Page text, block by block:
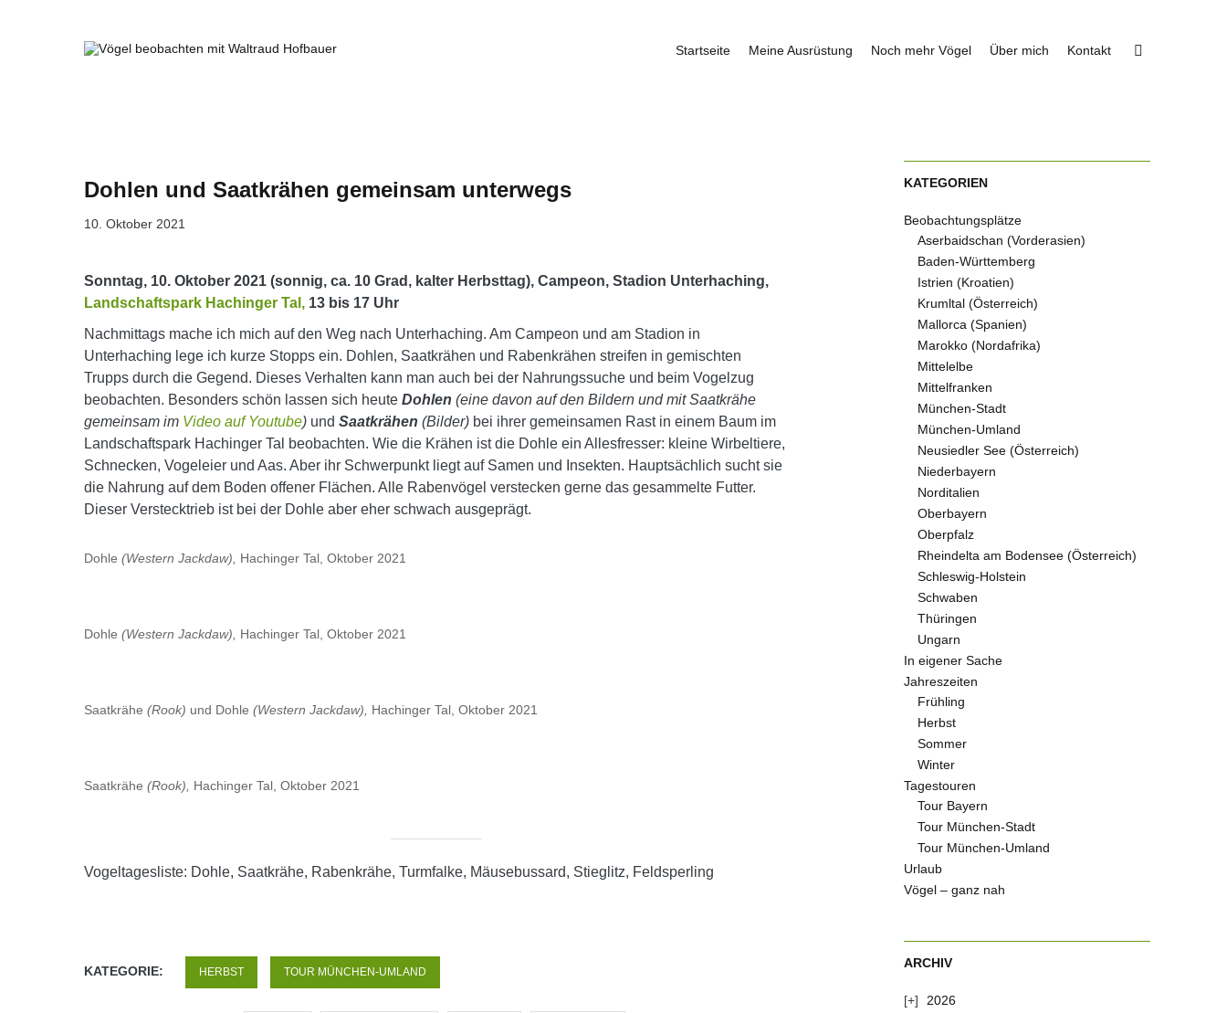
Startseite Meine Ausrüstung Noch mehr Vögel Über mich Kontakt
Dohlen und Saatkrähen gemeinsam unterwegs
10. Oktober 2021
Sonntag, 10. Oktober 2021 (sonnig, ca. 10 Grad, kalter Herbsttag), Campeon, Stadion Unterhaching,
Landschaftspark Hachinger Tal, 13 bis 17 Uhr
Nachmittags mache ich mich auf den Weg nach Unterhaching. Am Campeon und am Stadion in
Unterhaching lege ich kurze Stopps ein. Dohlen, Saatkrähen und Rabenkrähen streifen in gemischten
Trupps durch die Gegend. Dieses Verhalten kann man auch bei der Nahrungssuche und beim Vogelzug
beobachten. Besonders schön lassen sich heute Dohlen (eine davon auf den Bildern und mit Saatkrähe
gemeinsam im Video auf Youtube) und Saatkrähen (Bilder) bei ihrer gemeinsamen Rast in einem Baum im
Landschaftspark Hachinger Tal beobachten. Wie die Krähen ist die Dohle ein Allesfresser: kleine Wirbeltiere,
Schnecken, Vogeleier und Aas. Aber ihr Schwerpunkt liegt auf Samen und Insekten. Hauptsächlich sucht sie
die Nahrung auf dem Boden offener Flächen. Alle Rabenvögel verstecken gerne das gesammelte Futter.
Dieser Verstecktrieb ist bei der Dohle aber eher schwach ausgeprägt.
Dohle (Western Jackdaw), Hachinger Tal, Oktober 2021
Dohle (Western Jackdaw), Hachinger Tal, Oktober 2021
Saatkrähe (Rook) und Dohle (Western Jackdaw), Hachinger Tal, Oktober 2021
Saatkrähe (Rook), Hachinger Tal, Oktober 2021
Vogeltagesliste: Dohle, Saatkrähe, Rabenkrähe, Turmfalke, Mäusebussard, Stieglitz, Feldsperling
KATEGORIE: HERBST TOUR MÜNCHEN-UMLAND
KATEGORIEN
Beobachtungsplätze
Aserbaidschan (Vorderasien)
Baden-Württemberg
Istrien (Kroatien)
Krumltal (Österreich)
Mallorca (Spanien)
Marokko (Nordafrika)
Mittelelbe
Mittelfranken
München-Stadt
München-Umland
Neusiedler See (Österreich)
Niederbayern
Norditalien
Oberbayern
Oberpfalz
Rheindelta am Bodensee (Österreich)
Schleswig-Holstein
Schwaben
Thüringen
Ungarn
In eigener Sache
Jahreszeiten
Frühling
Herbst
Sommer
Winter
Tagestouren
Tour Bayern
Tour München-Stadt
Tour München-Umland
Urlaub
Vögel – ganz nah
ARCHIV
2026